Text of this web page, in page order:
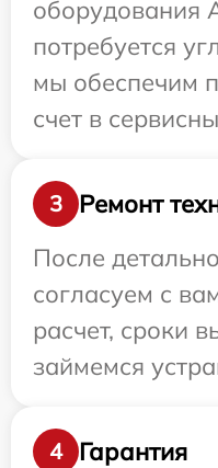
оборудования
потребуется
мы обеспечим
счет в
3
Ремонт
После
согласуем с
расчет, сроки
займемся
4
Гарантия